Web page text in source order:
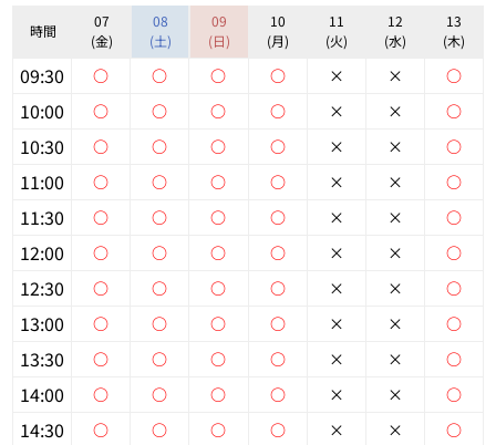
会員メニュー
個人情報保護の取扱い 会員規約 サイトマップ
時間
09:30
10:00
10:30
11:00
11:30
12:00
12:30
13:00
13:30
14:00
14:30
07
(金)
○
○
○
○
○
○
○
○
○
○
○
08
(土)
○
○
○
○
○
○
○
○
○
○
○
09
(日)
○
○
○
○
○
○
○
○
○
○
○
10
(月)
○
○
○
○
○
○
○
○
○
○
○
11
(火)
×
×
×
×
×
×
×
×
×
×
×
12
(水)
×
×
×
×
×
×
×
×
×
×
×
13
(木)
○
○
○
○
○
○
○
○
○
○
○